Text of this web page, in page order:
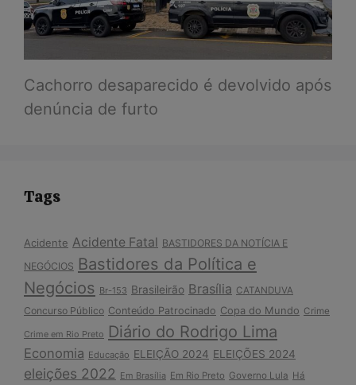
Cachorro desaparecido é devolvido após
denúncia de furto
Tags
Acidente Acidente Fatal BASTIDORES DA NOTÍCIA E
NEGÓCIOS Bastidores da Política e
Negócios Br-153 Brasileirão Brasília CATANDUVA
Concurso Público Conteúdo Patrocinado Copa do Mundo Crime
Crime em Rio Preto Diário do Rodrigo Lima
Economia Educação ELEIÇÃO 2024 ELEIÇÕES 2024
eleições 2022 Em Brasília Em Rio Preto Governo Lula Há